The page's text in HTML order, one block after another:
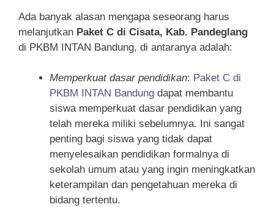
Ada banyak alasan mengapa seseorang harus
melanjutkan Paket C di Cisata, Kab. Pandeglang
di PKBM INTAN Bandung, di antaranya adalah:
Memperkuat dasar pendidikan: Paket C di
PKBM INTAN Bandung dapat membantu
siswa memperkuat dasar pendidikan yang
telah mereka miliki sebelumnya. Ini sangat
penting bagi siswa yang tidak dapat
menyelesaikan pendidikan formalnya di
sekolah umum atau yang ingin meningkatkan
keterampilan dan pengetahuan mereka di
bidang tertentu.